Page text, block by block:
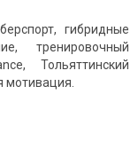
гибридные
тренировочный
Тольяттинский
мотивация.